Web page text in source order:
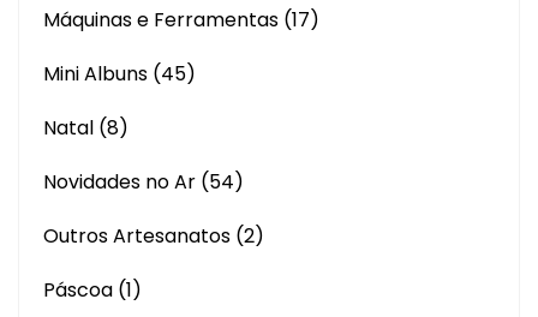
Máquinas e Ferramentas (17)
Mini Albuns (45)
Natal (8)
Novidades no Ar (54)
Outros Artesanatos (2)
Páscoa (1)